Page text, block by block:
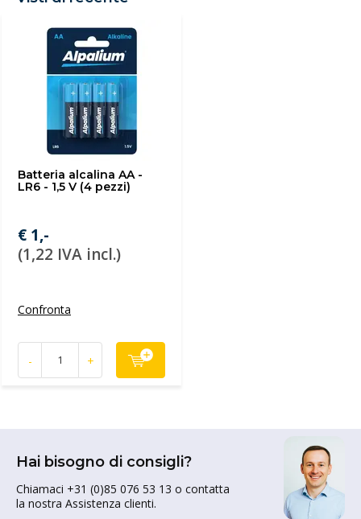
Batteria alcalina AA -
LR6 - 1,5 V (4 pezzi)
€ 1,-
(1,22 IVA incl.)
Confronta
- +
Hai bisogno di consigli?
Chiamaci +31 (0)85 076 53 13 o contatta
la nostra Assistenza clienti.